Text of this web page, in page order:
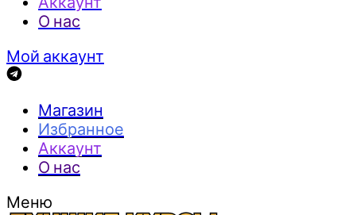
О нас
Мой аккаунт
Магазин
Избранное
Аккаунт
О нас
Меню